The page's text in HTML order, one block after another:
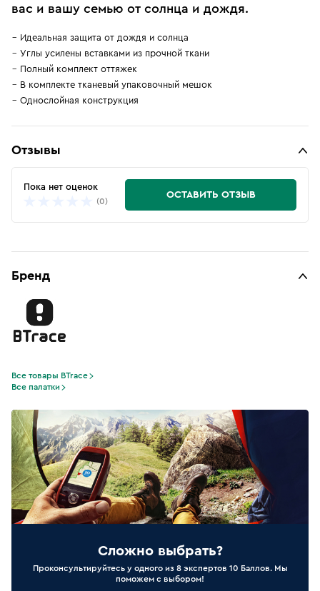
вас и вашу семью от солнца и дождя.
Идеальная защита от дождя и солнца
Углы усилены вставками из прочной ткани
Полный комплект оттяжек
В комплекте тканевый упаковочный мешок
Однослойная конструкция
Отзывы
Пока нет оценок
(0)
ОСТАВИТЬ ОТЗЫВ
Бренд
Все товары BTrace
Все палатки
Сложно выбрать?
Проконсультируйтесь у одного из 8 экспертов 10 Баллов. Мы
поможем с выбором!